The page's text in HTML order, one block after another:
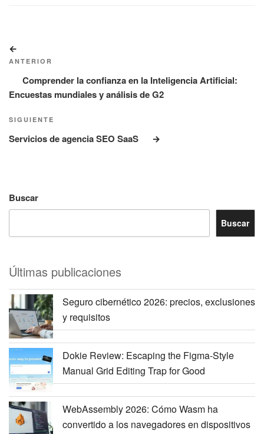
de
entradas
anterior:
ANTERIOR
Comprender la confianza en la Inteligencia Artificial:
Encuestas mundiales y análisis de G2
Siguiente
entrada
SIGUIENTE
Servicios de agencia SEO SaaS
Buscar
Buscar
Últimas publicaciones
Seguro cibernético 2026: precios, exclusiones
y requisitos
Dokie Review: Escaping the Figma-Style
Manual Grid Editing Trap for Good
WebAssembly 2026: Cómo Wasm ha
convertido a los navegadores en dispositivos